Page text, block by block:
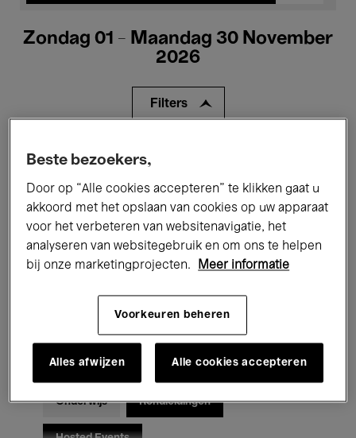
Zondag 01 - Maandag 30 November
2026
Filters
Alle evenementen
Tentoonstellingen Films
Performances Lezingen & Debatten
Jazz Klassieke Muziek Global Music
Voor iedereen Kids’ Palace
Onderwijs Rondleidingen
Beste bezoekers,
Door op “Alle cookies accepteren” te klikken gaat u
akkoord met het opslaan van cookies op uw apparaat
voor het verbeteren van websitenavigatie, het
analyseren van websitegebruik en om ons te helpen
bij onze marketingprojecten.
Meer informatie
Voorkeuren beheren
Alles afwijzen Alle cookies accepteren